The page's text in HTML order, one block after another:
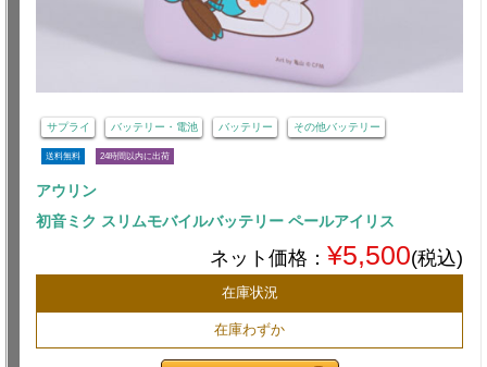
サプライ バッテリー・電池 バッテリー その他バッテリー
送料無料 24時間以内に出荷
アウリン
初音ミク スリムモバイルバッテリー ペールアイリス
ネット価格： ¥5,500(税込)
在庫状況
在庫わずか